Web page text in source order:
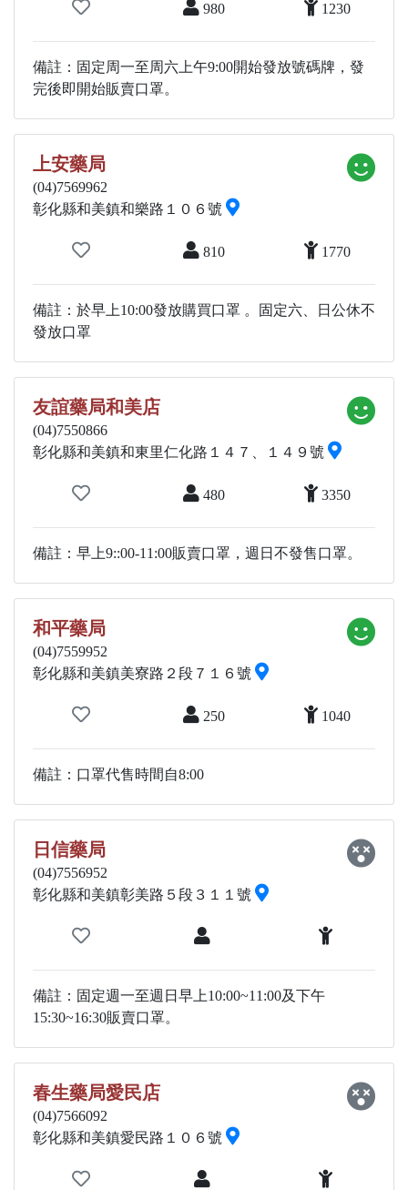
980 1230
備註：固定周一至周六上午9:00開始發放號碼牌，發
完後即開始販賣口罩。
上安藥局
(04)7569962
彰化縣和美鎮和樂路１０６號
810 1770
備註：於早上10:00發放購買口罩 。固定六、日公休不
發放口罩
友誼藥局和美店
(04)7550866
彰化縣和美鎮和東里仁化路１４７、１４９號
480 3350
備註：早上9::00-11:00販賣口罩，週日不發售口罩。
和平藥局
(04)7559952
彰化縣和美鎮美寮路２段７１６號
250 1040
備註：口罩代售時間自8:00
日信藥局
(04)7556952
彰化縣和美鎮彰美路５段３１１號
備註：固定週一至週日早上10:00~11:00及下午
15:30~16:30販賣口罩。
春生藥局愛民店
(04)7566092
彰化縣和美鎮愛民路１０６號